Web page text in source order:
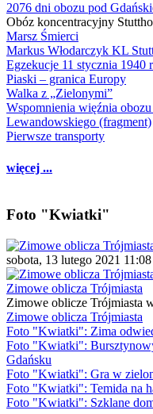
2076 dni obozu pod
Obóz koncentracyjny
Marsz Śmierci
Markus Włodarczyk KL
Egzekucje 11 stycznia 1940
Piaski – granica Europy
Walka z „Zielonymi”
Wspomnienia więźnia
Lewandowskiego (fragment)
Pierwsze transporty
więcej ...
Foto "Kwiatki"
sobota, 13 lutego 2021 11:08
Zimowe oblicza Trójmiasta
Zimowe oblicze Trójmiasta
Zimowe oblicza Trójmiasta
Foto "Kwiatki": Zima
Foto "Kwiatki":
Gdańsku
Foto "Kwiatki": Gra w
Foto "Kwiatki": Temida na
Foto "Kwiatki": Szklane